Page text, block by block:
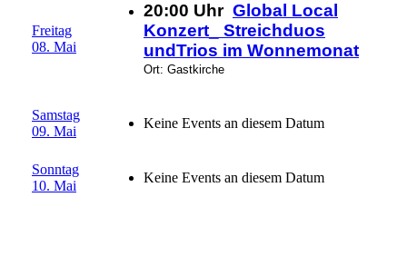
Freitag
08. Mai
20:00 Uhr Global Local
Konzert_ Streichduos
undTrios im Wonnemonat
Ort: Gastkirche
Samstag
09. Mai
Keine Events an diesem Datum
Sonntag
10. Mai
Keine Events an diesem Datum